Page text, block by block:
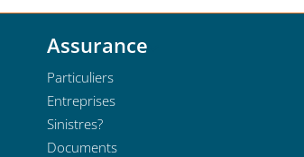
Assurance
Particuliers
Entreprises
Sinistres?
Documents